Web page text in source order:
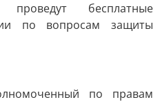
бесплатные
по вопросам защиты
по правам